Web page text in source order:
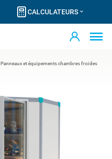
CALCULATEURS
Panneaux et équipements chambres froides